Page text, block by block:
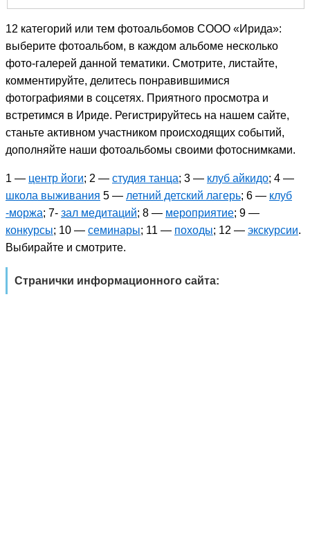
12 категорий или тем фотоальбомов СООО «Ирида»:
выберите фотоальбом, в каждом альбоме несколько
фото-галерей данной тематики. Смотрите, листайте,
комментируйте, делитесь понравившимися
фотографиями в соцсетях. Приятного просмотра и
встретимся в Ириде. Регистрируйтесь на нашем сайте,
станьте активном участником происходящих событий,
дополняйте наши фотоальбомы своими фотоснимками.
1 — центр йоги; 2 — студия танца; 3 — клуб айкидо; 4 —
школа выживания 5 — летний детский лагерь; 6 — клуб
-моржа; 7- зал медитаций; 8 — мероприятие; 9 —
конкурсы; 10 — семинары; 11 — походы; 12 — экскурсии.
Выбирайте и смотрите.
Странички информационного сайта: